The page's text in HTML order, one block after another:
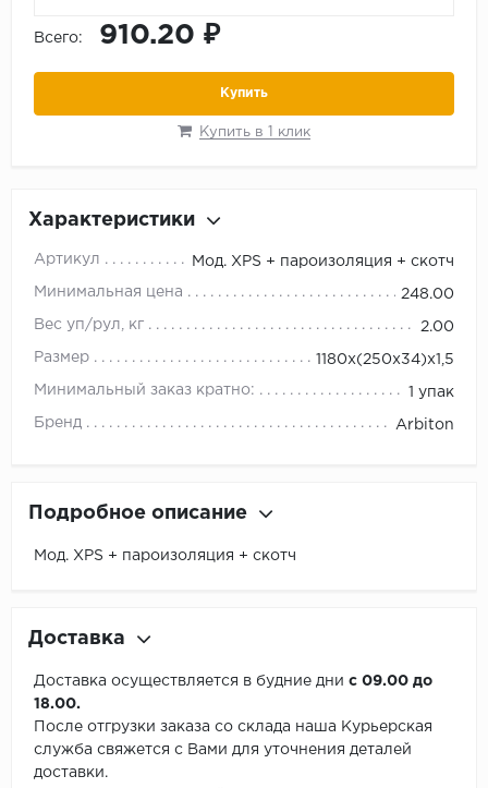
Всего: 910.20 ₽
Купить
Купить в 1 клик
Характеристики
Артикул Мод. XPS + пароизоляция + скотч
Минимальная цена 248.00
Вес уп/рул, кг 2.00
Размер 1180х(250х34)х1,5
Минимальный заказ кратно: 1 упак
Бренд Arbiton
Подробное описание
Мод. XPS + пароизоляция + скотч
Доставка
Доставка осуществляется в будние дни с 09.00 до
18.00.
После отгрузки заказа со склада наша Курьерская
служба свяжется с Вами для уточнения деталей
доставки.